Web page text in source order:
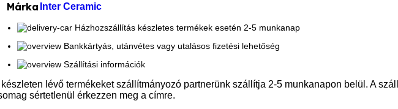
Márka Inter Ceramic
Házhozszállítás készletes termékek esetén 2-5 munkanap
Bankkártyás, utánvétes vagy utalásos fizetési lehetőség
Szállítási információk
készleten lévő termékeket szállítmányozó partnerünk szállítja 2-5 munkanapon belül. A
sértetlenül érkezzen meg a címre.